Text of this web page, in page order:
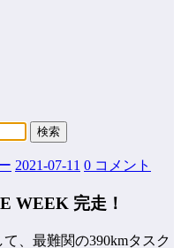
2021-07-11 0 コメント
WEEK 完走！
、最難関の390kmタスク